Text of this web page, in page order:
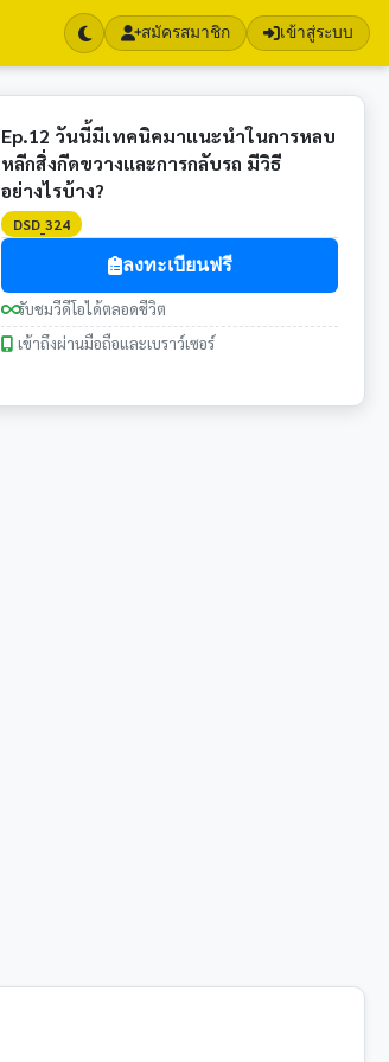
สมัครสมาชิก เข้าสู่ระบบ
Ep.12 วันนี้มีเทคนิคมาแนะนำในการหลบ
หลีกสิ่งกีดขวางและการกลับรถ มีวิธี
อย่างไรบ้าง?
DSD_324
ลงทะเบียนฟรี
รับชมวีดีโอได้ตลอดชีวิต
เข้าถึงผ่านมือถือและเบราว์เซอร์